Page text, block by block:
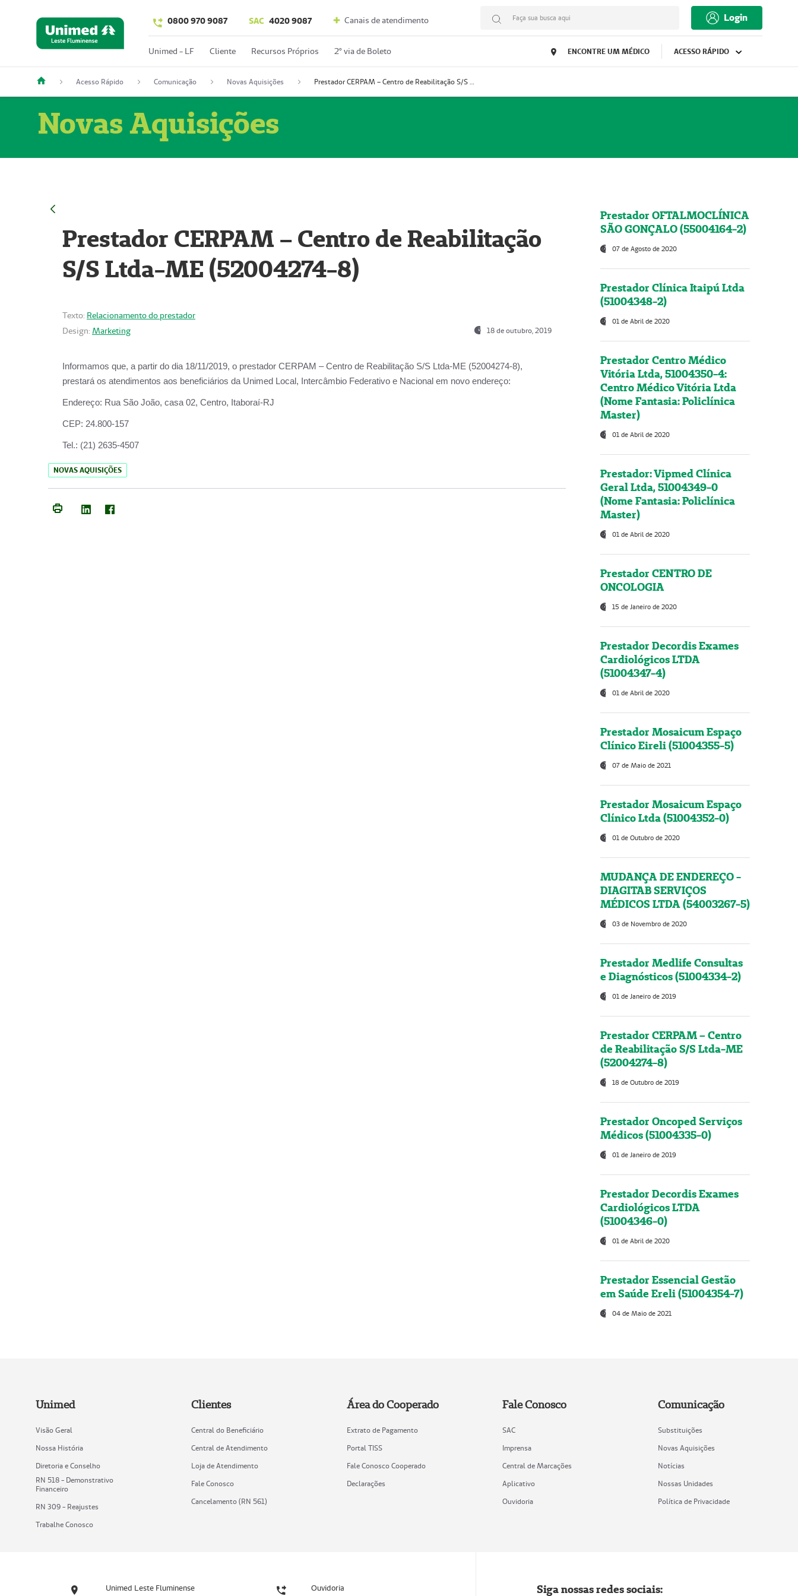
0800 970 9087 SAC 4020 9087 Canais de atendimento Faça sua busca aqui Login
Unimed - LF Cliente Recursos Próprios 2º via de Boleto ENCONTRE UM MÉDICO ACESSO RÁPIDO
Acesso Rápido Comunicação Novas Aquisições Prestador CERPAM – Centro de Reabilitação S/S Ltda-ME (52004274-8)
Novas Aquisições
Prestador CERPAM – Centro de Reabilitação
S/S Ltda-ME (52004274-8)
Texto: Relacionamento do prestador
Design: Marketing 18 de outubro, 2019
Informamos que, a partir do dia 18/11/2019, o prestador CERPAM – Centro de Reabilitação S/S Ltda-ME (52004274-8),
prestará os atendimentos aos beneficiários da Unimed Local, Intercâmbio Federativo e Nacional em novo endereço:
Endereço: Rua São João, casa 02, Centro, Itaboraí-RJ
CEP: 24.800-157
Tel.: (21) 2635-4507
NOVAS AQUISIÇÕES
Prestador OFTALMOCLÍNICA
SÃO GONÇALO (55004164-2)
07 de Agosto de 2020
Prestador Clínica Itaipú Ltda
(51004348-2)
01 de Abril de 2020
Prestador Centro Médico
Vitória Ltda, 51004350-4:
Centro Médico Vitória Ltda
(Nome Fantasia: Policlínica
Master)
01 de Abril de 2020
Prestador: Vipmed Clínica
Geral Ltda, 51004349-0
(Nome Fantasia: Policlínica
Master)
01 de Abril de 2020
Prestador CENTRO DE
ONCOLOGIA
15 de Janeiro de 2020
Prestador Decordis Exames
Cardiológicos LTDA
(51004347-4)
01 de Abril de 2020
Prestador Mosaicum Espaço
Clínico Eireli (51004355-5)
07 de Maio de 2021
Prestador Mosaicum Espaço
Clínico Ltda (51004352-0)
01 de Outubro de 2020
MUDANÇA DE ENDEREÇO -
DIAGITAB SERVIÇOS
MÉDICOS LTDA (54003267-5)
03 de Novembro de 2020
Prestador Medlife Consultas
e Diagnósticos (51004334-2)
01 de Janeiro de 2019
Prestador CERPAM – Centro
de Reabilitação S/S Ltda-ME
(52004274-8)
18 de Outubro de 2019
Prestador Oncoped Serviços
Médicos (51004335-0)
01 de Janeiro de 2019
Prestador Decordis Exames
Cardiológicos LTDA
(51004346-0)
01 de Abril de 2020
Prestador Essencial Gestão
em Saúde Ereli (51004354-7)
04 de Maio de 2021
Unimed
Visão Geral
Nossa História
Diretoria e Conselho
RN 518 - Demonstrativo
Financeiro
RN 309 - Reajustes
Trabalhe Conosco
Clientes
Central do Beneficiário
Central de Atendimento
Loja de Atendimento
Fale Conosco
Cancelamento (RN 561)
Área do Cooperado
Extrato de Pagamento
Portal TISS
Fale Conosco Cooperado
Declarações
Fale Conosco
SAC
Imprensa
Central de Marcações
Aplicativo
Ouvidoria
Comunicação
Substituições
Novas Aquisições
Notícias
Nossas Unidades
Política de Privacidade
Unimed Leste Fluminense Ouvidoria Siga nossas redes sociais: